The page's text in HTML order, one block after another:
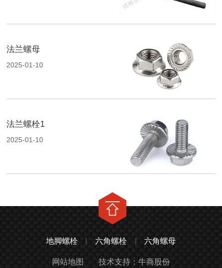
法兰螺母
2025-01-10
法兰螺栓1
2025-01-10
地脚螺栓 六角螺栓 六角螺母
网站地图 技术支持：牛商股份